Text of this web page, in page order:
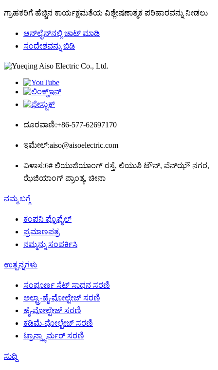
ಗ್ರಾಹಕರಿಗೆ ಹೆಚ್ಚಿನ ಕಾರ್ಯಕ್ಷಮತೆಯ ವಿಶ್ಲೇಷಣಾತ್ಮಕ ಪರಿಹಾರವನ್ನು ನೀಡಲು
ಆನ್‌ಲೈನ್‌ನಲ್ಲಿ ಚಾಟ್ ಮಾಡಿ
ಸಂದೇಶವನ್ನು ಬಿಡಿ
ದೂರವಾಣಿ:+86-577-62697170
ಇಮೇಲ್:aiso@aisoelectric.com
ವಿಳಾಸ:6# ಲಿಯುಜಿಯಾಂಗ್ ರಸ್ತೆ, ಲಿಯುಶಿ ಟೌನ್, ವೆನ್‌ಝೌ ನಗರ,
ಝೆಜಿಯಾಂಗ್ ಪ್ರಾಂತ್ಯ, ಚೀನಾ
ನಮ್ಮ ಬಗ್ಗೆ
ಕಂಪನಿ ಪ್ರೊಫೈಲ್
ಪ್ರಮಾಣಪತ್ರ
ನಮ್ಮನ್ನು ಸಂಪರ್ಕಿಸಿ
ಉತ್ಪನ್ನಗಳು
ಸಂಪೂರ್ಣ ಸೆಟ್ ಸಾಧನ ಸರಣಿ
ಅಲ್ಟ್ರಾ-ಹೈ-ವೋಲ್ಟೇಜ್ ಸರಣಿ
ಹೈ-ವೋಲ್ಟೇಜ್ ಸರಣಿ
ಕಡಿಮೆ-ವೋಲ್ಟೇಜ್ ಸರಣಿ
ಟ್ರಾನ್ಸ್ಫಾರ್ಮರ್ ಸರಣಿ
ಸುದ್ದಿ